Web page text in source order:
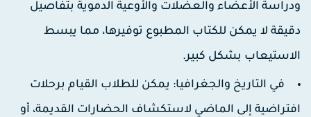
الأعضاء والعضلات والأوعية الدموية بتفاصيل
لا يمكن للكتاب المطبوع توفيرها، مما يبسط
بشكل كبير.
في التاريخ والجغرافيا:يمكن للطلاب القيام برحلات
إلى الماضي لاستكشاف الحضارات القديمة، أو